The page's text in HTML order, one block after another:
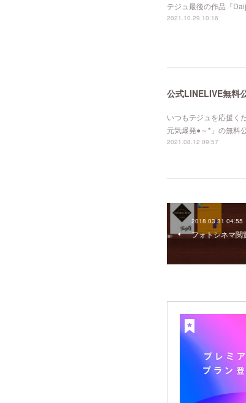
テジュ最後の作品『
2021.10.29 10:16
公式LINELIVE無料
いつもテジュを応援く
元気爆発●～*」の無料
2021.08.12 09:57
2018.03.31 04:55
フォトシネマ閲